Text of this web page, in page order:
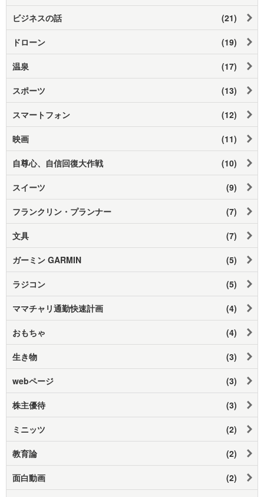
ビジネスの話 (21)
ドローン (19)
温泉 (17)
スポーツ (13)
スマートフォン (12)
映画 (11)
自尊心、自信回復大作戦 (10)
スイーツ (9)
フランクリン・プランナー (7)
文具 (7)
ガーミン GARMIN (5)
ラジコン (5)
ママチャリ通勤快速計画 (4)
おもちゃ (4)
生き物 (3)
webページ (3)
株主優待 (3)
ミニッツ (2)
教育論 (2)
面白動画 (2)